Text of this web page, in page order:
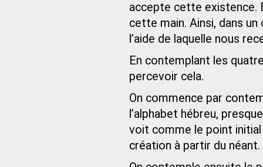
accepte cette existence.
cette main. Ainsi, dans un
l’aide de laquelle nous
En contemplant les
percevoir cela.
On commence par
l’alphabet hébreu,
voit comme le point
création à partir du néant.